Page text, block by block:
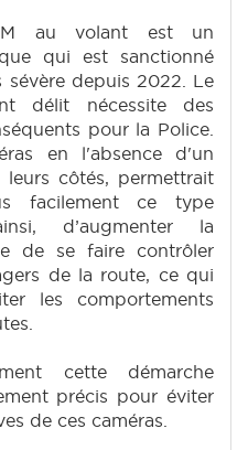
au volant est un
qui est sanctionné
sévère depuis 2022. Le
délit nécessite des
pour la Police.
en l'absence d'un
côtés, permettrait
facilement ce type
d’augmenter la
de se faire contrôler
de la route, ce qui
les comportements
cette démarche
précis pour éviter
de ces caméras.